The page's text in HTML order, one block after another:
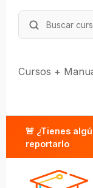
Buscar cursos
Cursos +
🚨 ¿Tienes
reportarlo